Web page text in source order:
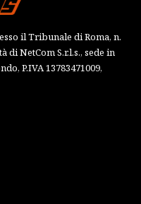
il Tribunale di Roma, n.
di NetCom S.r.l.s., sede in
P.IVA 13783471009,